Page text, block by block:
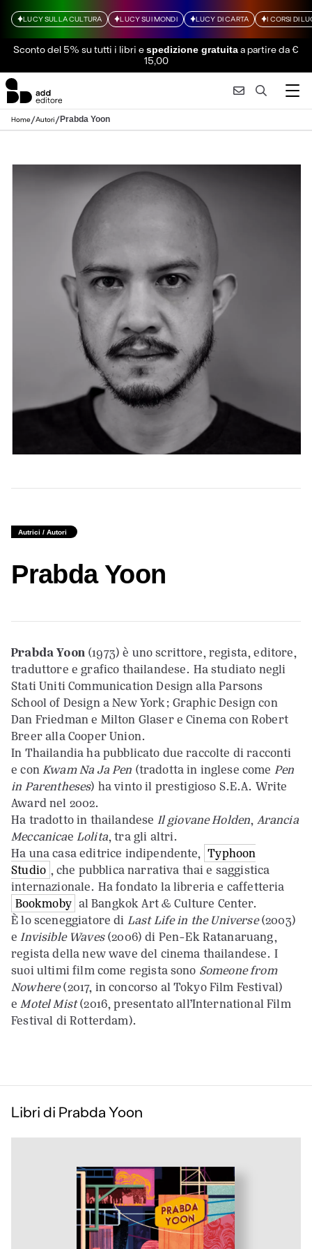
LUCY SULLA CULTURA LUCY SUI MONDI LUCY DI CARTA I CORSI DI
Sconto del 5% su tutti i libri espedizione gratuitaa partire da €
15,00
Home/Autori/Prabda Yoon
Autrici / Autori
Prabda Yoon
Prabda Yoon(1973) è uno scrittore, regista, editore,
traduttore e grafico thailandese. Ha studiato negli
Stati Uniti Communication Design alla Parsons
School of Design a New York; Graphic Design con
Dan Friedman e Milton Glaser e Cinema con Robert
Breer alla Cooper Union.
In Thailandia ha pubblicato due raccolte di racconti
e conKwam Na Ja Pen (tradotta in inglese come Pen
in Parentheses) ha vinto il prestigioso S.E.A. Write
Award nel 2002.
Ha tradotto in thailandese Il giovane Holden, Arancia
Meccanicae Lolita, tra gli altri.
Ha una casa editrice indipendente, Typhoon
Studio , che pubblica narrativa thai e saggistica
internazionale. Ha fondato la libreria e caffetteria
Bookmoby al Bangkok Art & Culture Center.
È lo sceneggiatore di Last Life in the Universe(2003)
eInvisible Waves(2006) di Pen-Ek Ratanaruang,
regista della new wave del cinema thailandese. I
suoi ultimi film come regista sono Someone from
Nowhere(2017, in concorso al Tokyo Film Festival)
eMotel Mist(2016, presentato all’International Film
Festival di Rotterdam).
Libri di Prabda Yoon